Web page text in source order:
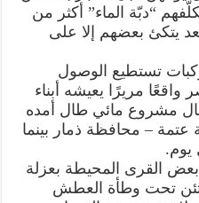
“دبّة الماء” أكثر من
يتكئ بعضهم إلا على
تستطيع الوصول
واقعًا مريرًا يعيشه أبناء
مشروع مائي طال أمده
عتمة – محافظة ذمار بينما
يوم.
القرى المحيطة بعزلة
تئن تحت وطأة العطش